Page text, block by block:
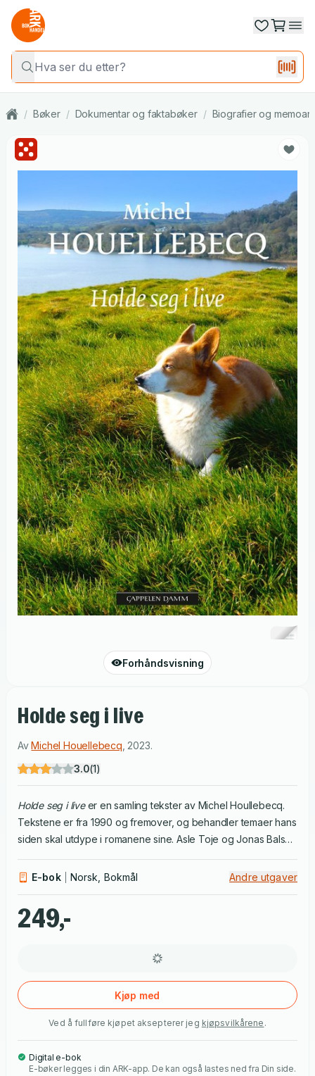
/ Bøker / Dokumentar og faktabøker / Biografier og
Forhåndsvisning
Holde seg i live
AvMichel Houellebecq 2023.
3.0(1)
Holde seg i liveer en samling tekster av Michel Houllebecq.
Tekstene er fra 1990 og fremover, og behandler temaer hans
siden skal utdype i romanene sine. Asle Toje og Jonas Bals
E-bok
Norsk, Bokmål Andre utgaver
249,-
Kjøp med
Ved å fullføre kjøpet aksepterer jeg kjøpsvilkårene .
Digital e-bok
E-bøker legges i din ARK-app. De kan også lastes ned fra Din side.